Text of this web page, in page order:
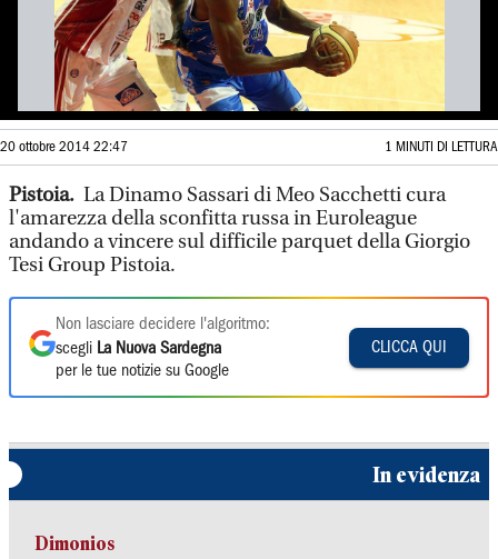
20 ottobre 2014 22:47 1 MINUTI DI LETTURA
Pistoia. La Dinamo Sassari di Meo Sacchetti cura
l'amarezza della sconfitta russa in Euroleague
andando a vincere sul difficile parquet della Giorgio
Tesi Group Pistoia.
Non lasciare decidere l'algoritmo:
scegli La Nuova Sardegna
per le tue notizie su Google
CLICCA QUI
In evidenza
Dimonios